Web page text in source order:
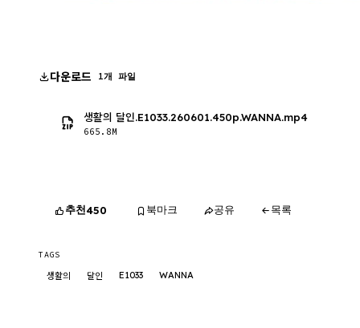
다운로드 1개 파일
생활의 달인.E1033.260601.450p.WANNA.mp4
665.8M
추천450 북마크 공유 목록
TAGS
생활의 달인 E1033 WANNA